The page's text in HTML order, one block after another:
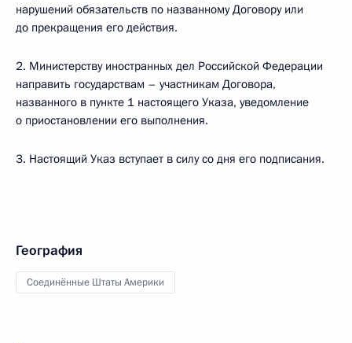
нарушений обязательств по названному Договору или
до прекращения его действия.
2. Министерству иностранных дел Российской Федерации
направить государствам – участникам Договора,
названного в пункте 1 настоящего Указа, уведомление
о приостановлении его выполнения.
3. Настоящий Указ вступает в силу со дня его подписания.
География
Соединённые Штаты Америки